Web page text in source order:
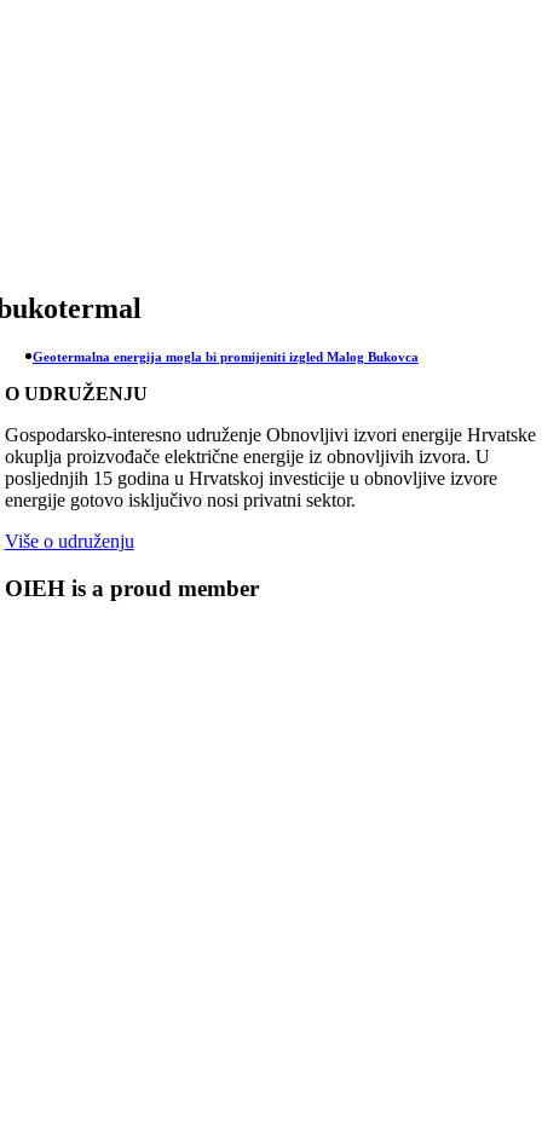
Geotermalna energija mogla bi promijeniti izgled Malog Bukovca
O UDRUŽENJU
Gospodarsko-interesno udruženje Obnovljivi izvori energije Hrvatske
okuplja proizvođače električne energije iz obnovljivih izvora. U
posljednjih 15 godina u Hrvatskoj investicije u obnovljive izvore
energije gotovo isključivo nosi privatni sektor.
Više o udruženju
OIEH is a proud member